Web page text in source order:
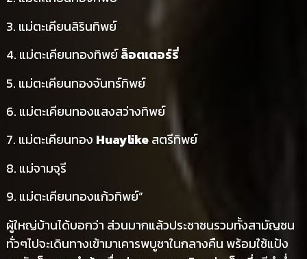
3. แม่ตะเคียนสิรินทิพย์
4. แม่ตะเคียนทองทิพย์ล็อตเตอร์รี่
5. แม่ตะเคียนทองจันทร์ทิพย์
6. แม่ตะเคียนทองแสงสว่างทิพย์
7. แม่ตะเคียนทอง Huaylikeสตรีทิพย์
8. แม่จามจุรี
9. แม่ตะเคียนทองแก้วทิพย์”
ผู้ใหญ่บ้านได้บอกว่า ส่วนมากแล้วประชาชนรวมทั้งสามัญชน
ทั่วๆไปจะเดินทางเข้ามาเคารพบูชาในกลางคืน พร้อมใช้แป้ง